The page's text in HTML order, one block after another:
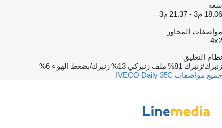
سعة
18.06 م3
- 21.37 م3
مواصفات المحاور
4x2
نظام التعليق
زنبرك/زنبرك 81% ملف زنبركي 13% زنبرك/بضغط الهواء 6%
جميع مواصفات IVECO Daily 35C